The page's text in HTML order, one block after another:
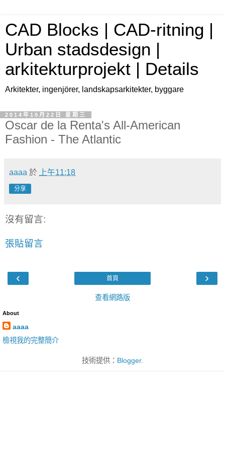
CAD Blocks | CAD-ritning |
Urban stadsdesign |
arkitekturprojekt | Details
Arkitekter, ingenjörer, landskapsarkitekter, byggare
2014年10月22日 星期三
Oscar de la Renta's All-American
Fashion - The Atlantic
aaaa 於 上午11:18
分享
沒有留言:
張貼留言
‹ ›
首頁
查看網路版
About
aaaa
檢視我的完整簡介
技術提供： Blogger.